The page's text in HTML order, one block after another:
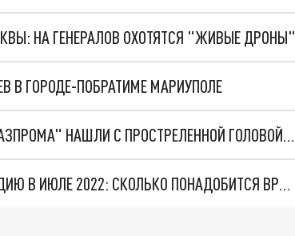
НА ГЕНЕРАЛОВ ОХОТЯТСЯ "ЖИВЫЕ ДРОНЫ"
В ГОРОДЕ-ПОБРАТИМЕ МАРИУПОЛЕ
ТЕЛО ДИРЕКТОРА КОМПАНИИ-ПОДРЯДЧИКА "ГАЗПРОМА" НАШЛИ С ПРОСТРЕЛЕННОЙ ГОЛОВОЙ В ЛЕНОБЛАСТИ
КАК ИЗ САНКТ-ПЕТЕРБУРГА УЕХАТЬ В ФИНЛЯНДИЮ В ИЮЛЕ 2022: СКОЛЬКО ПОНАДОБИТСЯ ВРЕМЕНИ И ДЕНЕГ